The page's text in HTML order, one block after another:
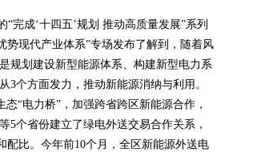
完成‘十四五’规划 推动高质量发展”系列
现代产业体系”专场发布了解到，随着风
规划建设新型能源体系、构建新型电力系
个方面发力，推动新能源消纳与利用。
“电力桥”，加强跨省跨区新能源合作，
5个省份建立了绿电外送交易合作关系，
比。今年前10个月，全区新能源外送电